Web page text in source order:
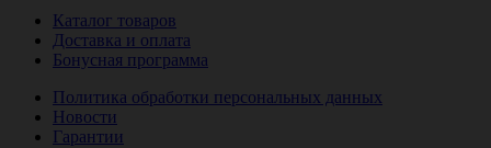
Каталог товаров
Доставка и оплата
Бонусная программа
Политика обработки персональных данных
Новости
Гарантии